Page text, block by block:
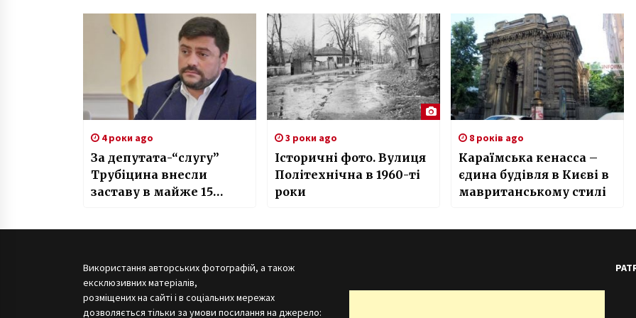
фон дер Ляєн
контроль(ОБНОВЛЕНО)
4 роки ago
За депутата-“слугу”
Трубіцина внесли
заставу в майже 15
3 роки ago
Історичні фото. Вулиця
Політехнічна в 1960-ті
роки
8 років ago
Караїмська кенасса –
єдина будівля в Києві в
мавританському стилі
Використання авторських фотографій, а також
ексклюзивних матеріалів,
розміщених на сайті і в соціальних мережах
дозволяється тільки за умови посилання на джерело: